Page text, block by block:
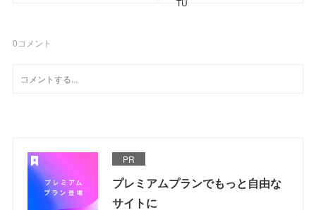
0コメント
PR
プレミアムプランでもっと自由な
サイトに